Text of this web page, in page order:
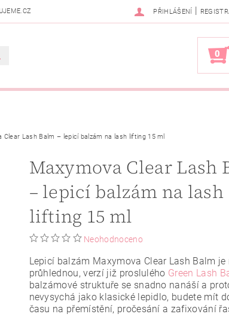
PŘIHLÁŠENÍ |
0
Clear Lash Balm – lepicí balzám na lash lifting 15 ml
Maxymova Clear Lash
– lepicí balzám na lash
lifting 15 ml
Neohodnoceno
Lepicí balzám Maxymova Clear Lash Balm je
průhlednou, verzí již proslulého Green Lash
balzámové struktuře se snadno nanáší a
nevysychá jako klasické lepidlo, budete mít
času na přemístění, pročesání a zafixování